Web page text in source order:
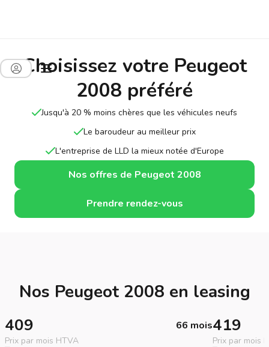
Choisissez votre Peugeot
2008 préféré
Jusqu'à 20 % moins chères que les véhicules neufs
Le baroudeur au meilleur prix
L'entreprise de LLD la mieux notée d'Europe
Nos offres de Peugeot 2008
Prendre rendez-vous
Nos Peugeot 2008 en leasing
409 66 mois
Prix par mois HTVA
419
Prix par mois